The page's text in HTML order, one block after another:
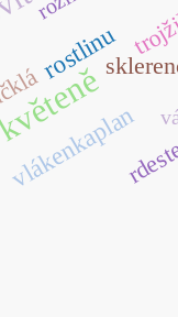
rostlinu
vlákenkaplan